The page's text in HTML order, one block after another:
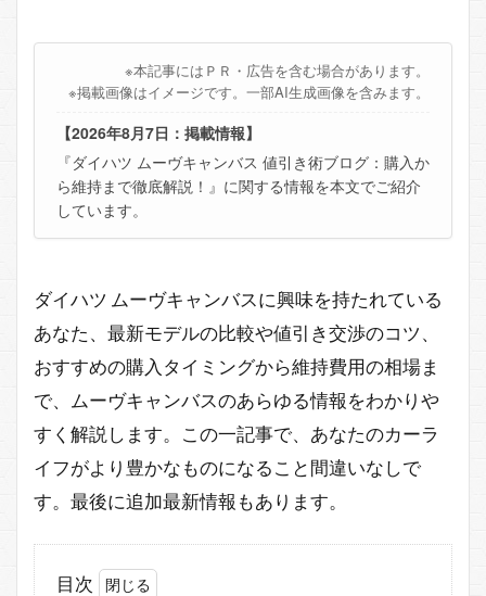
※本記事にはＰＲ・広告を含む場合があります。
※掲載画像はイメージです。一部AI生成画像を含みます。
【2026年8月7日：掲載情報】
『ダイハツ ムーヴキャンバス 値引き術ブログ：購入か
ら維持まで徹底解説！』に関する情報を本文でご紹介
しています。
ダイハツ ムーヴキャンバスに興味を持たれている
あなた、最新モデルの比較や値引き交渉のコツ、
おすすめの購入タイミングから維持費用の相場ま
で、ムーヴキャンバスのあらゆる情報をわかりや
すく解説します。この一記事で、あなたのカーラ
イフがより豊かなものになること間違いなしで
す。最後に追加最新情報もあります。
目次